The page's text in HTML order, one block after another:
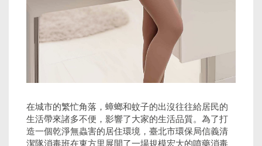
在城市的繁忙角落，蟑螂和蚊子的出沒往往給居民的
生活帶來諸多不便，影響了大家的生活品質。為了打
造一個乾淨無蟲害的居住環境，臺北市環保局信義清
潔隊消毒班在東方里展開了一場規模宏大的噴藥消毒